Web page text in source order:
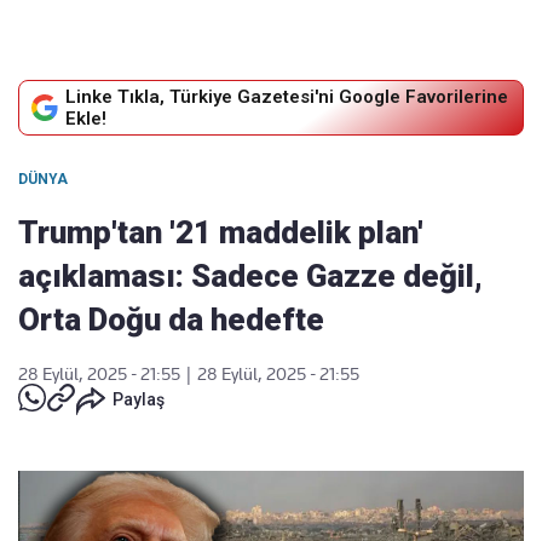
Linke Tıkla, Türkiye Gazetesi'ni Google Favorilerine
Ekle!
DÜNYA
Trump'tan '21 maddelik plan'
açıklaması: Sadece Gazze değil,
Orta Doğu da hedefte
28 Eylül, 2025 - 21:55
28 Eylül, 2025 - 21:55
Paylaş